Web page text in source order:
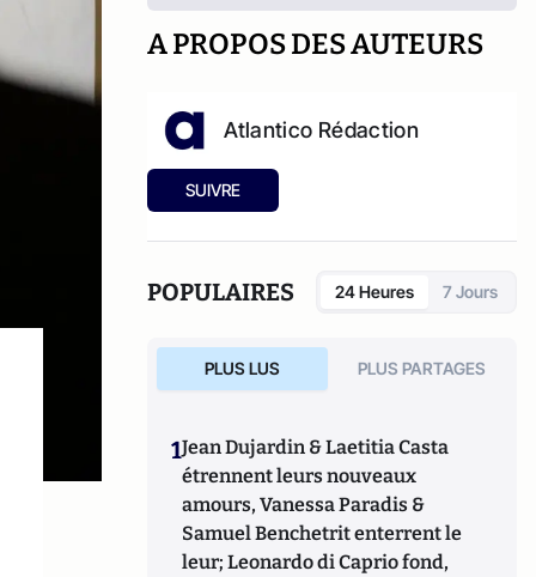
A PROPOS DES AUTEURS
Atlantico Rédaction
SUIVRE
POPULAIRES 24 Heures 7 Jours
PLUS LUS PLUS PARTAGES
1Jean Dujardin & Laetitia Casta
étrennent leurs nouveaux
amours, Vanessa Paradis &
Samuel Benchetrit enterrent le
leur; Leonardo di Caprio fond,